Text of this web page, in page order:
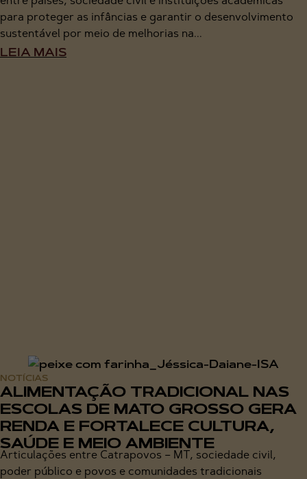
para proteger as infâncias e garantir o desenvolvimento
sustentável por meio de melhorias na...
LEIA MAIS
NOTÍCIAS
ALIMENTAÇÃO TRADICIONAL NAS
ESCOLAS DE MATO GROSSO GERA
RENDA E FORTALECE CULTURA,
SAÚDE E MEIO AMBIENTE
Articulações entre Catrapovos – MT, sociedade civil,
poder público e povos e comunidades tradicionais